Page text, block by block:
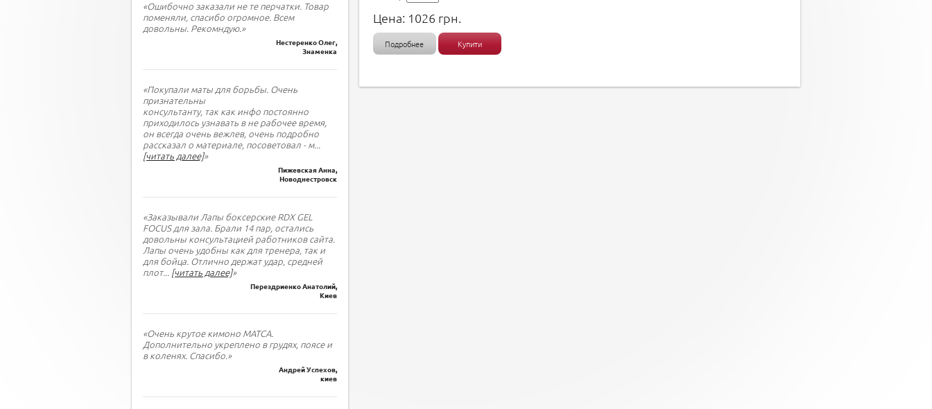
«Ошибочно заказали не те перчатки. Товар
поменяли, спасибо огромное. Всем
довольны. Рекомндую.»
Нестеренко Олег,
Знаменка
«Покупали маты для борьбы. Очень
признательны
консультанту, так как инфо постоянно
приходилось узнавать в не рабочее время,
он всегда очень вежлев, очень подробно
рассказал о материале, посоветовал - м...
[читать далее]»
Пижевская Анна,
Новоднестровск
«Заказывали Лапы боксерские RDX GEL
FOCUS для зала. Брали 14 пар, остались
довольны консультацией работников сайта.
Лапы очень удобны как для тренера, так и
для бойца. Отлично держат удар, средней
плот... [читать далее]»
Перездриенко Анатолий,
Киев
«Очень крутое кимоно МАТСА.
Дополнительно укреплено в грудях, поясе и
в коленях. Спасибо.»
Андрей Успехов,
киев
Цена: 1026 грн.
Подробнее Купити